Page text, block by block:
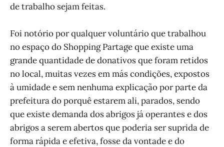
de trabalho sejam feitas.
Foi notório por qualquer voluntário que trabalhou
no espaço do Shopping Partage que existe uma
grande quantidade de donativos que foram retidos
no local, muitas vezes em más condições, expostos
à umidade e sem nenhuma explicação por parte da
prefeitura do porquê estarem ali, parados, sendo
que existe demanda dos abrigos já operantes e dos
abrigos a serem abertos que poderia ser suprida de
forma rápida e efetiva, fosse da vontade e do